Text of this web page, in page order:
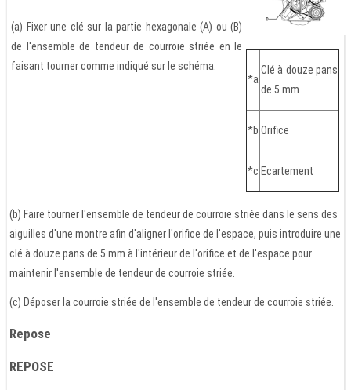
(a) Fixer une clé sur la partie hexagonale (A) ou (B)
de l'ensemble de tendeur de courroie striée en le
faisant tourner comme indiqué sur le schéma.
*a
Clé à douze pans
de 5 mm
*b Orifice
*c Ecartement
(b) Faire tourner l'ensemble de tendeur de courroie striée dans le sens des
aiguilles d'une montre afin d'aligner l'orifice de l'espace, puis introduire une
clé à douze pans de 5 mm à l'intérieur de l'orifice et de l'espace pour
maintenir l'ensemble de tendeur de courroie striée.
(c) Déposer la courroie striée de l'ensemble de tendeur de courroie striée.
Repose
REPOSE